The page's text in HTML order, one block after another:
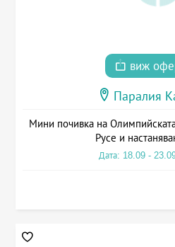
виж
Паралия
Мини почивка на
Русе и
Дата: 18.09 -